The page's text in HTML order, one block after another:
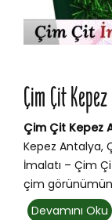
Çim Çit
Çim Çit Kepez
Kepez Antalya,
İmalatı – Çim
çim
Devamını Oku